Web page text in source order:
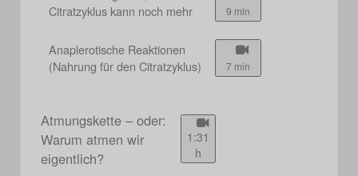
Citratzyklus kann noch mehr
9 min
Anaplerotische Reaktionen
(Nahrung für den Citratzyklus)
7 min
Atmungskette – oder:
Warum atmen wir
eigentlich?
1:31
h